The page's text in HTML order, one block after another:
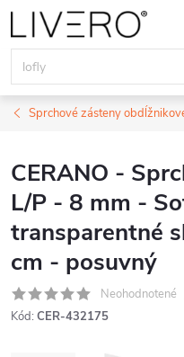
Prejsť
na
obsah
Sprchové zásteny
CERANO -
L/P - 8 mm -
transparentné
cm - posuvný
Neohodnotené
Kód: CER-432175